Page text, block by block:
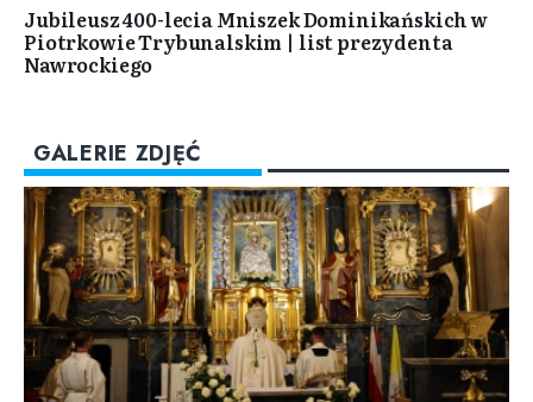
Jubileusz 400-lecia Mniszek Dominikańskich w
Piotrkowie Trybunalskim | list prezydenta
Nawrockiego
GALERIE ZDJĘĆ